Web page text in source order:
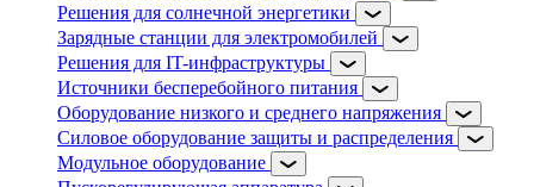
Решения для солнечной энергетики
Зарядные станции для электромобилей
Решения для IT-инфраструктуры
Источники бесперебойного питания
Оборудование низкого и среднего напряжения
Силовое оборудование защиты и распределения
Модульное оборудование